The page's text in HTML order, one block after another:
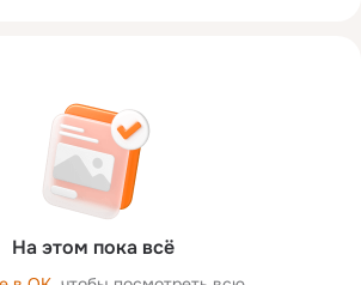
На этом пока всё